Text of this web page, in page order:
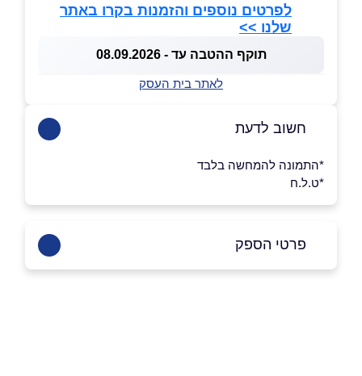
לפרטים נוספים והזמנות בקרו באתר
שלנו >>
תוקף ההטבה עד - 08.09.2026
לאתר בית העסק
חשוב לדעת
*התמונה להמחשה בלבד
*ט.ל.ח
פרטי הספק